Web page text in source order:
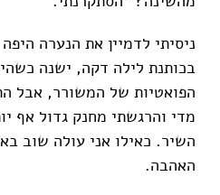
ניסיתי לדמיין את הנערה
בכותנת לילה דקה, ישנה
הפואטיות של המשורר, אבל
מדי והרגשתי מחנק גדול אף
השיר. כאילו אני עולה שוב
האהבה.